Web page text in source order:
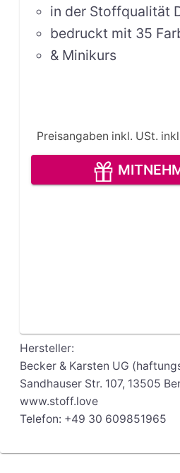
in der Stoffqualität
bedruckt mit 35
& Minikurs
Preisangaben inkl. USt.
Hersteller:
Becker & Karsten UG
Sandhauser Str. 107, 13505
www.stoff.love
Telefon: +49 30 609851965